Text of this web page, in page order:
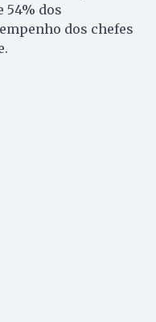
54% dos
dos chefes